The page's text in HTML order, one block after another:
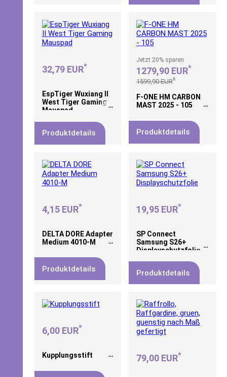
32,79 EUR*
EspTiger Wuxiang II
West Tiger Gaming
Mauspad
Produktdetails
Jetzt 20% sparen
1279,90 EUR*
1599,90 EUR*
F-ONE HM CARBON
MAST 2025 - 105
Produktdetails
4,15 EUR*
DELTA DORE Adapter
Medium 4010-M
Produktdetails
19,95 EUR*
SP Connect
Samsung S26+
Displayschutzfolie
Produktdetails
6,00 EUR*
Kupplungsstift 79,00 EUR*